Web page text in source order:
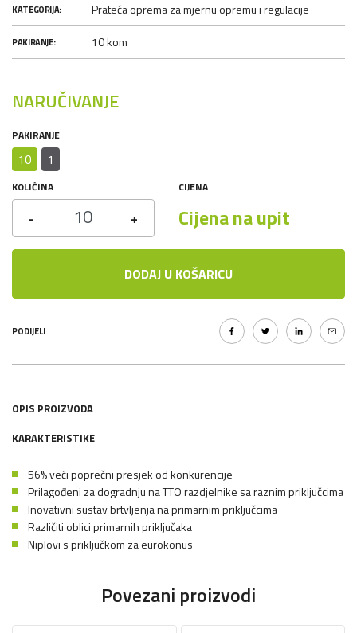
KATEGORIJA: Prateća oprema za mjernu opremu i regulacije
PAKIRANJE: 10 kom
NARUČIVANJE
PAKIRANJE
10 1
KOLIČINA
- +
CIJENA
Cijena na upit
DODAJ U KOŠARICU
PODIJELI
OPIS PROIZVODA
KARAKTERISTIKE
56% veći poprečni presjek od konkurencije
Prilagođeni za dogradnju na TTO razdjelnike sa raznim priključcima
Inovativni sustav brtvljenja na primarnim priključcima
Različiti oblici primarnih priključaka
Niplovi s priključkom za eurokonus
Povezani proizvodi